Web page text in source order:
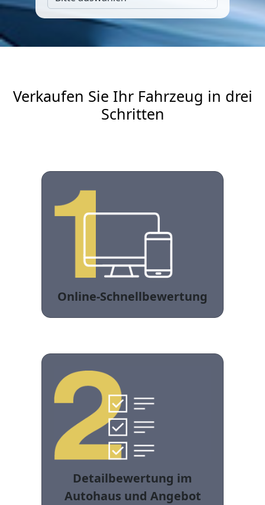
Verkaufen Sie Ihr Fahrzeug in drei
Schritten
Online-Schnellbewertung
Detailbewertung im
Autohaus und Angebot